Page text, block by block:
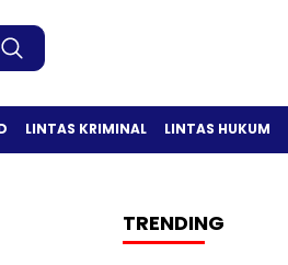
LINTAS KRIMINAL LINTAS HUKUM
TRENDING